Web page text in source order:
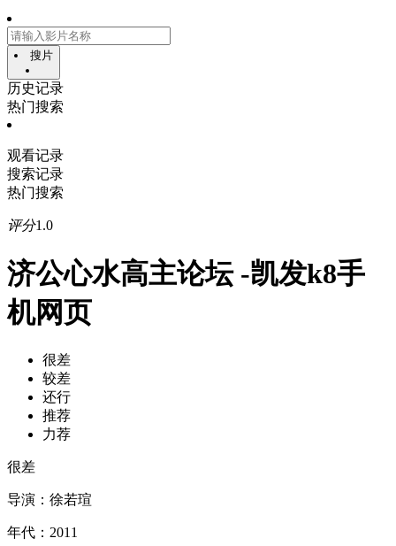
搜片
历史记录
热门搜索
观看记录
搜索记录
热门搜索
评分1.0
济公心水高主论坛 -凯发k8手
机网页
很差
较差
还行
推荐
力荐
很差
导演： 徐若瑄
年代： 2011